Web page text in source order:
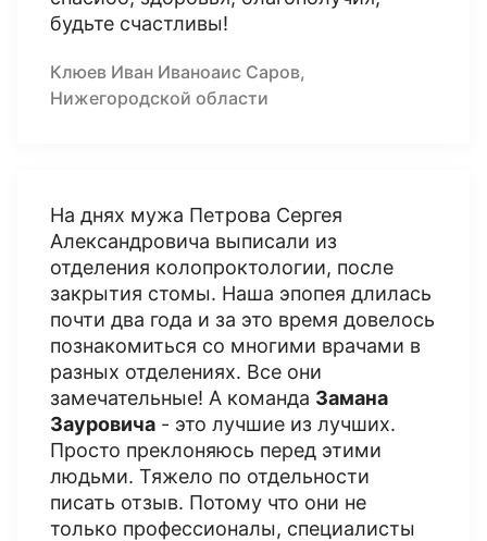
будьте счастливы!
Клюев Иван Иваноаис Саров,
Нижегородской области
На днях мужа Петрова Сергея
Александровича выписали из
отделения колопроктологии, после
закрытия стомы. Наша эпопея длилась
почти два года и за это время довелось
познакомиться со многими врачами в
разных отделениях. Все они
замечательные! А команда Замана
Зауровича - это лучшие из лучших.
Просто преклоняюсь перед этими
людьми. Тяжело по отдельности
писать отзыв. Потому что они не
только профессионалы, специалисты